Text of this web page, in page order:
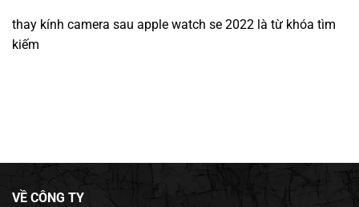
thay kính camera sau apple watch se 2022 là từ khóa tìm
kiếm
VỀ CÔNG TY